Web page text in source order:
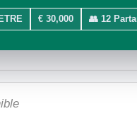
€ 30,000 👥 12